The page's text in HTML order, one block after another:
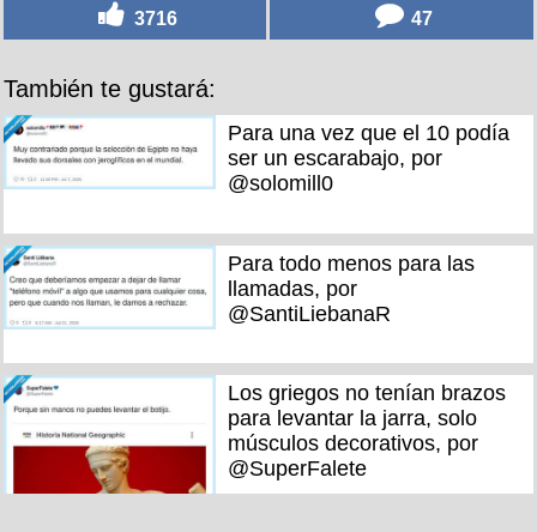
3716 47
También te gustará:
Para una vez que el 10 podía
ser un escarabajo, por
@solomill0
Para todo menos para las
llamadas, por
@SantiLiebanaR
Los griegos no tenían brazos
para levantar la jarra, solo
músculos decorativos, por
@SuperFalete